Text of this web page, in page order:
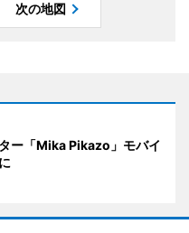
次の地図
ー「Mika Pikazo」モバイ